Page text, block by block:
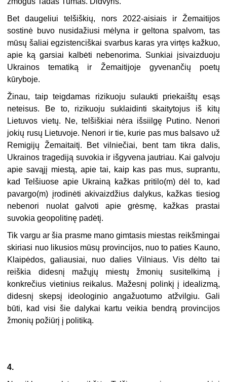
Bet daugeliui telšiškių, nors 2022-aisiais ir Žemaitijos
sostinė buvo nusidažiusi mėlyna ir geltona spalvom, tas
mūsų šaliai egzistenciškai svarbus karas yra virtęs kažkuo,
apie ką garsiai kalbėti nebenorima. Sunkiai įsivaizduoju
Ukrainos tematiką ir Žemaitijoje gyvenančių poetų
kūryboje.
Žinau, taip teigdamas rizikuoju sulaukti priekaištų esąs
neteisus. Be to, rizikuoju suklaidinti skaitytojus iš kitų
Lietuvos vietų. Ne, telšiškiai nėra išsiilgę Putino. Nenori
jokių rusų Lietuvoje. Nenori ir tie, kurie pas mus balsavo už
Remigijų Žemaitaitį. Bet vilniečiai, bent tam tikra dalis,
Ukrainos tragediją suvokia ir išgyvena jautriau. Kai galvoju
apie savąjį miestą, apie tai, kaip kas pas mus, suprantu,
kad Telšiuose apie Ukrainą kažkas pritilo(m) dėl to, kad
pavargo(m) įrodinėti akivaizdžius dalykus, kažkas tiesiog
nebenori nuolat galvoti apie grėsmę, kažkas prastai
suvokia geopolitinę padėtį.
Tik vargu ar šia prasme mano gimtasis miestas reikšmingai
skiriasi nuo likusios mūsų provincijos, nuo to paties Kauno,
Klaipėdos, galiausiai, nuo dalies Vilniaus. Vis dėlto tai
reiškia didesnį mažųjų miestų žmonių susitelkimą į
konkrečius vietinius reikalus. Mažesnį polinkį į idealizmą,
didesnį skepsį ideologinio angažuotumo atžvilgiu. Gali
būti, kad visi šie dalykai kartu veikia bendrą provincijos
žmonių požiūrį į politiką.
4.